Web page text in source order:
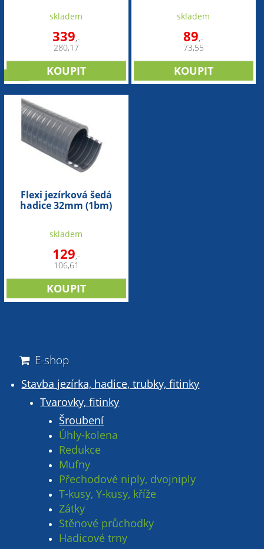
skladem
339,-
280,17
skladem
89,-
73,55
Flexi jezírková šedá
hadice 32mm (1bm)
skladem
129,-
106,61
E-shop
Stavba jezírka, hadice, trubky, fitinky
Tvarovky, fitinky
Šroubení
Úhly-kolena
Redukce
Mufny
Přechodové niply, dvojniply
T-kusy, Y-kusy, kříže
Zátky
Stěnové průchodky
Hadicové trny